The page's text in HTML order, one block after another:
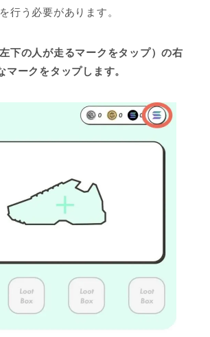
行う必要があります。
下の人が走るマークをタップ）の右
マークをタップします。